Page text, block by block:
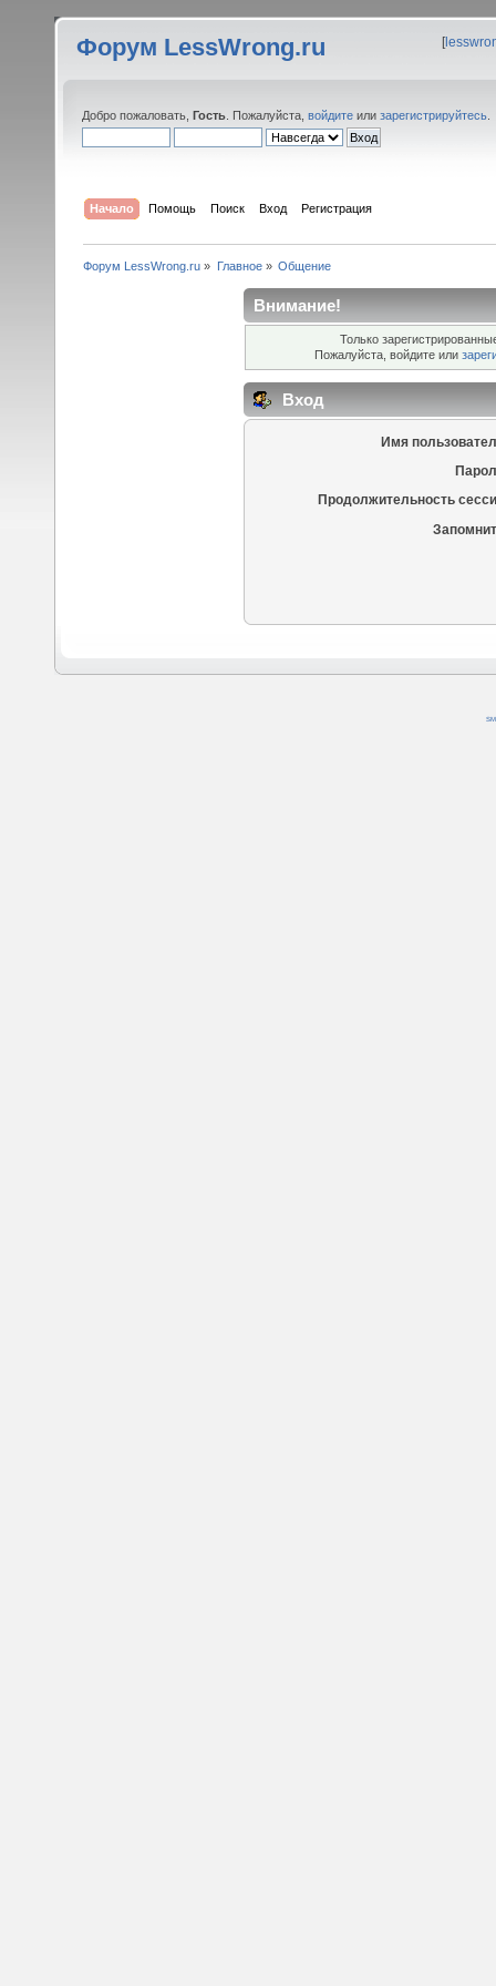
Форум LessWrong.ru [
Добро пожаловать, Гость . Пожалуйста, войдите или зарегистрируйтесь
Начало Помощь Поиск Вход Регистрация
Форум LessWrong.ru » Главное» Общение
Внимание!
Только
Пожалуйста, войдите или
Вход
Имя
Продолжительность